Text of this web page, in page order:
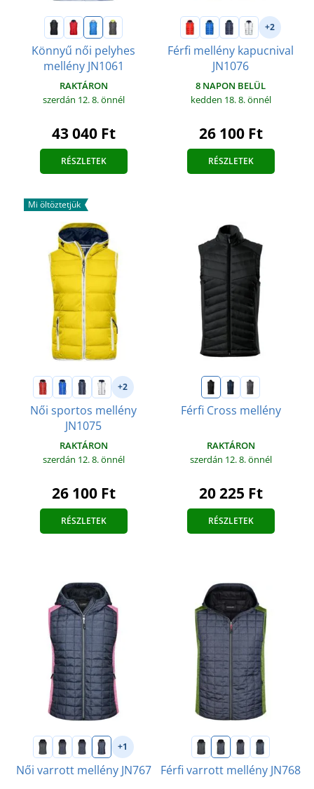
Könnyű női pelyhes
mellény JN1061
RAKTÁRON
szerdán 12. 8.önnél
43 040 Ft
RÉSZLETEK
+2
Férfi mellény kapucnival
JN1076
8 NAPON BELÜL
kedden 18. 8.önnél
26 100 Ft
RÉSZLETEK
Mi öltöztetjük
+2
Női sportos mellény
JN1075
RAKTÁRON
szerdán 12. 8.önnél
26 100 Ft
RÉSZLETEK
Férfi Cross mellény
RAKTÁRON
szerdán 12. 8.önnél
20 225 Ft
RÉSZLETEK
+1
Női varrott mellény JN767 Férfi varrott mellény JN768